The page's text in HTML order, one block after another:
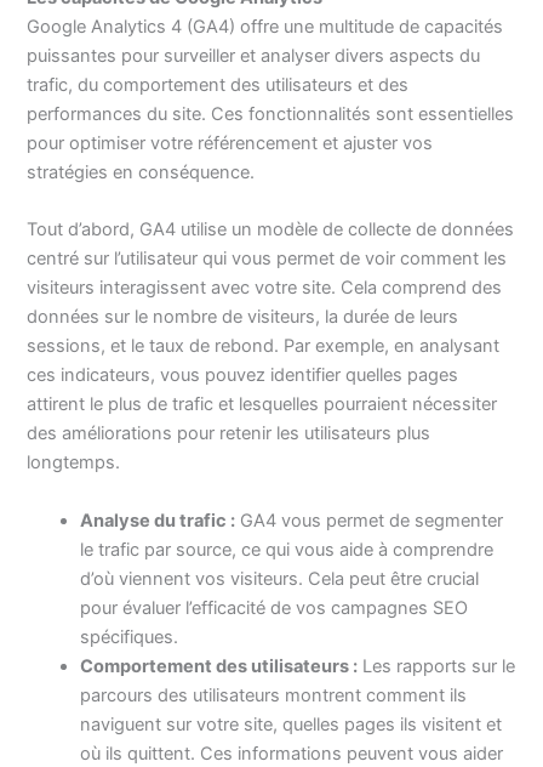
Google Analytics 4 (GA4) offre une multitude de capacités
puissantes pour surveiller et analyser divers aspects du
trafic, du comportement des utilisateurs et des
performances du site. Ces fonctionnalités sont essentielles
pour optimiser votre référencement et ajuster vos
stratégies en conséquence.
Tout d’abord, GA4 utilise un modèle de collecte de données
centré sur l’utilisateur qui vous permet de voir comment les
visiteurs interagissent avec votre site. Cela comprend des
données sur le nombre de visiteurs, la durée de leurs
sessions, et le taux de rebond. Par exemple, en analysant
ces indicateurs, vous pouvez identifier quelles pages
attirent le plus de trafic et lesquelles pourraient nécessiter
des améliorations pour retenir les utilisateurs plus
longtemps.
Analyse du trafic : GA4 vous permet de segmenter
le trafic par source, ce qui vous aide à comprendre
d’où viennent vos visiteurs. Cela peut être crucial
pour évaluer l’efficacité de vos campagnes SEO
spécifiques.
Comportement des utilisateurs : Les rapports sur le
parcours des utilisateurs montrent comment ils
naviguent sur votre site, quelles pages ils visitent et
où ils quittent. Ces informations peuvent vous aider